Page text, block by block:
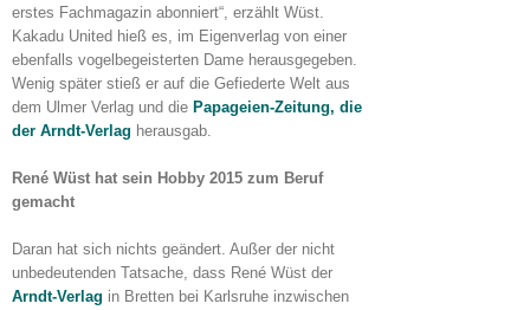
erstes Fachmagazin abonniert“, erzählt Wüst.
Kakadu United hieß es, im Eigenverlag von einer
ebenfalls vogelbegeisterten Dame herausgegeben.
Wenig später stieß er auf die Gefiederte Welt aus
dem Ulmer Verlag und die Papageien-Zeitung, die
der Arndt-Verlag herausgab.
René Wüst hat sein Hobby 2015 zum Beruf
gemacht
Daran hat sich nichts geändert. Außer der nicht
unbedeutenden Tatsache, dass René Wüst der
Arndt-Verlag in Bretten bei Karlsruhe inzwischen